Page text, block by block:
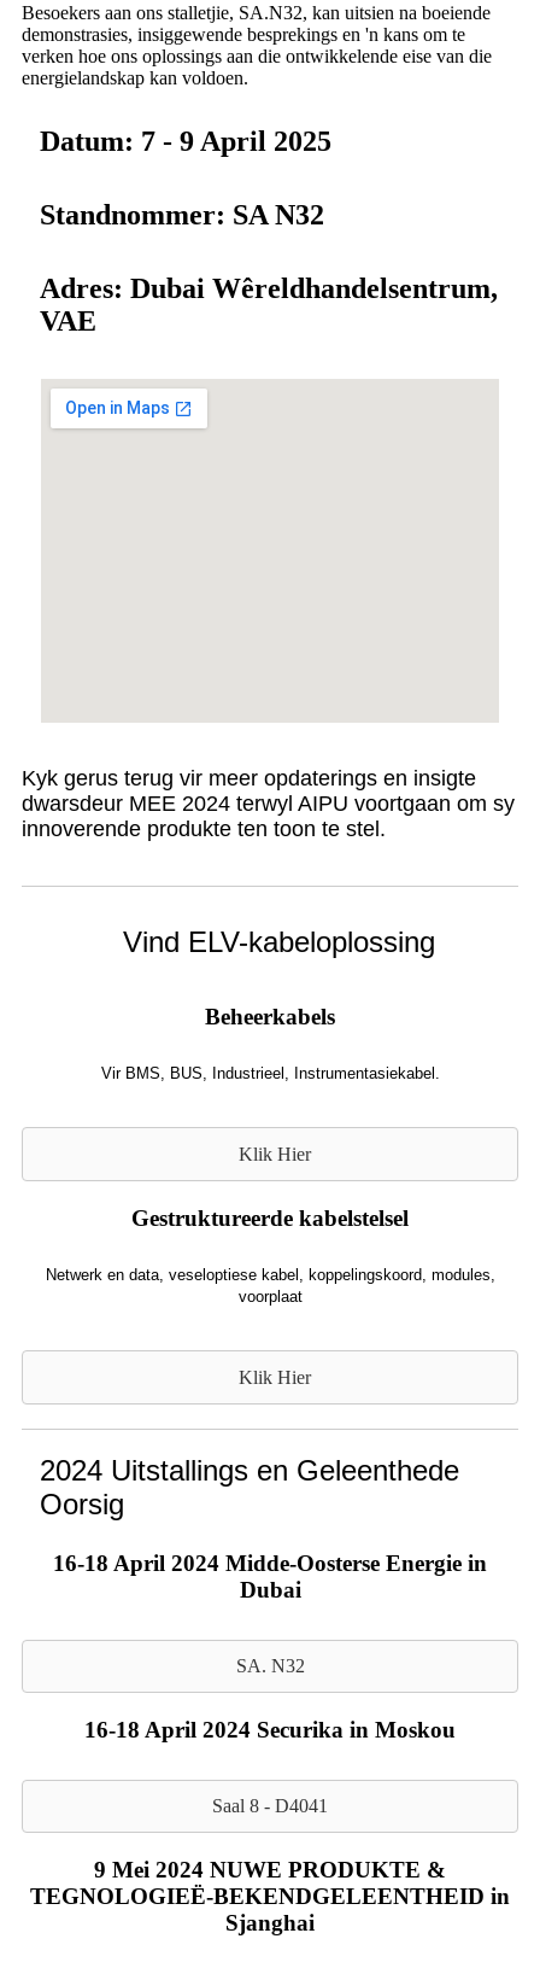
Besoekers aan ons stalletjie, SA.N32, kan uitsien na boeiende
demonstrasies, insiggewende besprekings en 'n kans om te
verken hoe ons oplossings aan die ontwikkelende eise van die
energielandskap kan voldoen.
Datum: 7 - 9 April 2025
Standnommer: SA N32
Adres: Dubai Wêreldhandelsentrum,
VAE
Kyk gerus terug vir meer opdaterings en insigte
dwarsdeur MEE 2024 terwyl AIPU voortgaan om sy
innoverende produkte ten toon te stel.
Vind ELV-kabeloplossing
Beheerkabels
Vir BMS, BUS, Industrieel, Instrumentasiekabel.
Klik Hier
Gestruktureerde kabelstelsel
Netwerk en data, veseloptiese kabel, koppelingskoord, modules,
voorplaat
Klik Hier
2024 Uitstallings en Geleenthede
Oorsig
16-18 April 2024 Midde-Oosterse Energie in
Dubai
SA. N32
16-18 April 2024 Securika in Moskou
Saal 8 - D4041
9 Mei 2024 NUWE PRODUKTE &
TEGNOLOGIEË-BEKENDGELEENTHEID in
Sjanghai